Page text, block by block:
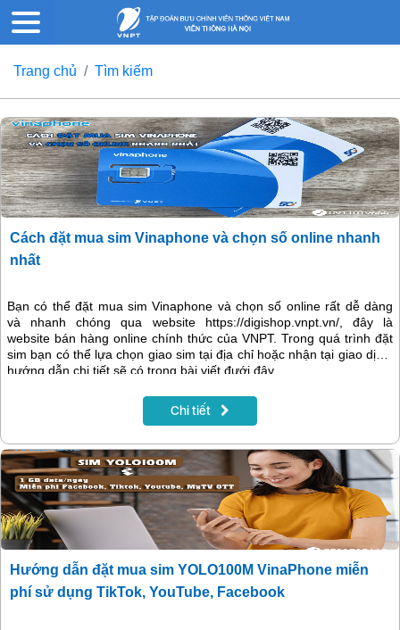
Trang chủ Tìm kiếm
Cách đặt mua sim Vinaphone và chọn số online nhanh
nhất
Bạn có thể đặt mua sim Vinaphone và chọn số online rất dễ dàng
và nhanh chóng qua website https://digishop.vnpt.vn/, đây là
website bán hàng online chính thức của VNPT. Trong quá trình đặt
sim bạn có thể lựa chọn giao sim tại địa chỉ hoặc nhận tại giao dịch,
hướng dẫn chi tiết sẽ có trong bài viết đưới đây.
Chi tiết
Hướng dẫn đặt mua sim YOLO100M VinaPhone miễn
phí sử dụng TikTok, YouTube, Facebook